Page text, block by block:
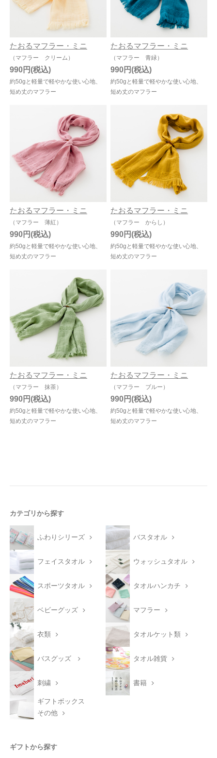
たおるマフラー・ミニ
（マフラー クリーム）
約50gと軽量で軽やかな使い心地、
短め丈のマフラー
990円
たおるマフラー・ミニ
（マフラー 青緑）
約50gと軽量で軽やかな使い心地、
短め丈のマフラー
990円
たおるマフラー・ミニ
（マフラー 薄紅）
約50gと軽量で軽やかな使い心地、
短め丈のマフラー
990円
たおるマフラー・ミニ
（マフラー からし）
約50gと軽量で軽やかな使い心地、
短め丈のマフラー
990円
たおるマフラー・ミニ
（マフラー 抹茶）
約50gと軽量で軽やかな使い心地、
短め丈のマフラー
990円
たおるマフラー・ミニ
（マフラー ブルー）
約50gと軽量で軽やかな使い心地、
短め丈のマフラー
990円
カテゴリから探す
ふわりシリーズ バスタオル
フェイスタオル ウォッシュタオル
スポーツタオル タオルハンカチ
ベビーグッズ マフラー
衣類 タオルケット類
バスグッズ タオル雑貨
刺繍 書籍
ギフトボックス
その他
ギフトから探す